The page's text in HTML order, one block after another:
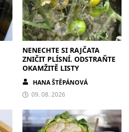
NENECHTE SI RAJČATA
ZNIČIT PLÍSNÍ. ODSTRAŇTE
OKAMŽITĚ LISTY
HANA ŠTĚPÁNOVÁ
09. 08. 2026